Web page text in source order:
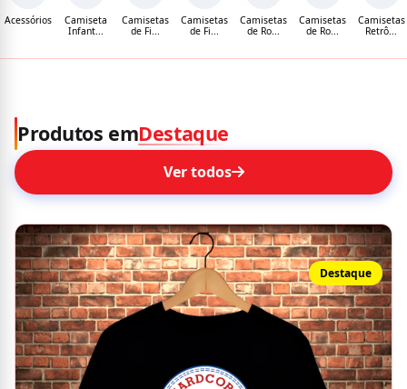
Acessórios
Camiseta
Infant...
Camisetas
de Fi...
Camisetas
de Fi...
Camisetas
de Ro...
Camisetas
de Ro...
Camisetas
Retrô...
Produtos emDestaque
Ver todos
Destaque